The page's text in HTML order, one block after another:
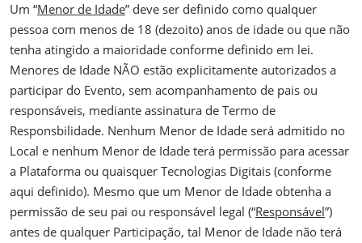
Um “Menor de Idade” deve ser definido como qualquer
pessoa com menos de 18 (dezoito) anos de idade ou que não
tenha atingido a maioridade conforme definido em lei.
Menores de Idade NÃO estão explicitamente autorizados a
participar do Evento, sem acompanhamento de pais ou
responsáveis, mediante assinatura de Termo de
Responsbilidade. Nenhum Menor de Idade será admitido no
Local e nenhum Menor de Idade terá permissão para acessar
a Plataforma ou quaisquer Tecnologias Digitais (conforme
aqui definido). Mesmo que um Menor de Idade obtenha a
permissão de seu pai ou responsável legal (“Responsável”)
antes de qualquer Participação, tal Menor de Idade não terá